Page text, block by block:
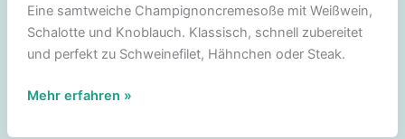
Eine samtweiche Champignoncremesoße mit Weißwein,
Schalotte und Knoblauch. Klassisch, schnell zubereitet
und perfekt zu Schweinefilet, Hähnchen oder Steak.
Champignoncremesoße
Mehr erfahren »